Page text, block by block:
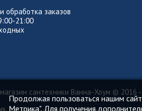
обработка заказов
21:00
сантехники Ванна-Хоум © 2016
Продолжая пользоваться нашим
Метрика". Для получения